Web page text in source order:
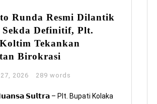
Runda Resmi Dilantik
Sekda Definitif, Plt.
Tekankan
Birokrasi
2026 289 words
𝗦𝘂𝗹𝘁𝗿𝗮 – Plt. Bupati Kolaka